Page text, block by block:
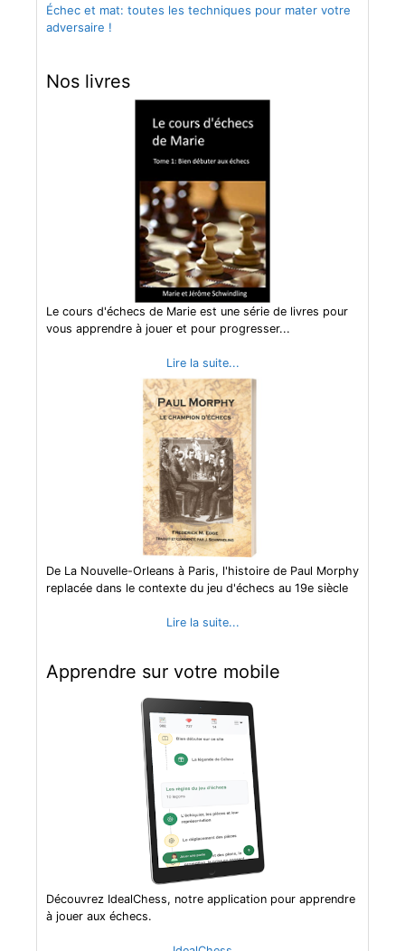
Échec et mat: toutes les techniques pour mater votre
adversaire !
Nos livres
Le cours d'échecs de Marie est une série de livres pour
vous apprendre à jouer et pour progresser...
Lire la suite...
De La Nouvelle-Orleans à Paris, l'histoire de Paul Morphy
replacée dans le contexte du jeu d'échecs au 19e siècle
Lire la suite...
Apprendre sur votre mobile
Découvrez IdealChess, notre application pour apprendre
à jouer aux échecs.